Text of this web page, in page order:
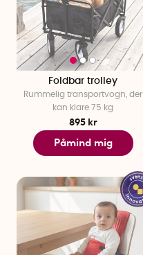
Foldbar trolley
Rummelig transportvogn, der
kan klare 75 kg
895 kr
Påmind mig